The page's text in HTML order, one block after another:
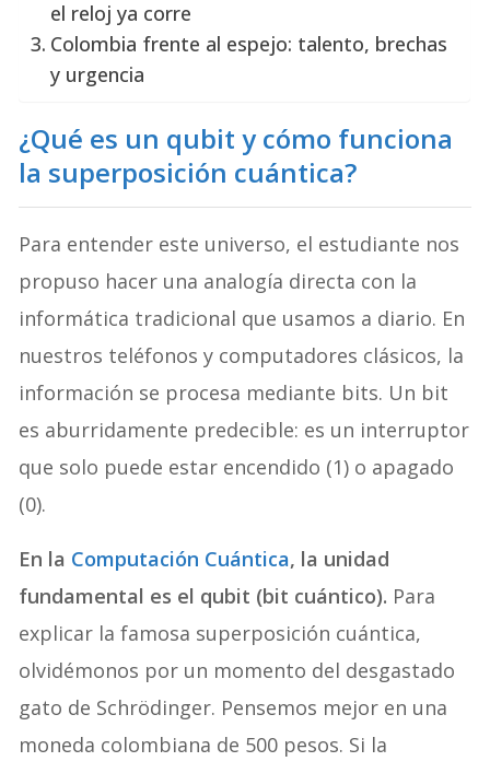
el reloj ya corre
Colombia frente al espejo: talento, brechas
y urgencia
¿Qué es un qubit y cómo funciona
la superposición cuántica?
Para entender este universo, el estudiante nos
propuso hacer una analogía directa con la
informática tradicional que usamos a diario. En
nuestros teléfonos y computadores clásicos, la
información se procesa mediante bits. Un bit
es aburridamente predecible: es un interruptor
que solo puede estar encendido (1) o apagado
(0).
En la Computación Cuántica, la unidad
fundamental es el qubit (bit cuántico). Para
explicar la famosa superposición cuántica,
olvidémonos por un momento del desgastado
gato de Schrödinger. Pensemos mejor en una
moneda colombiana de 500 pesos. Si la